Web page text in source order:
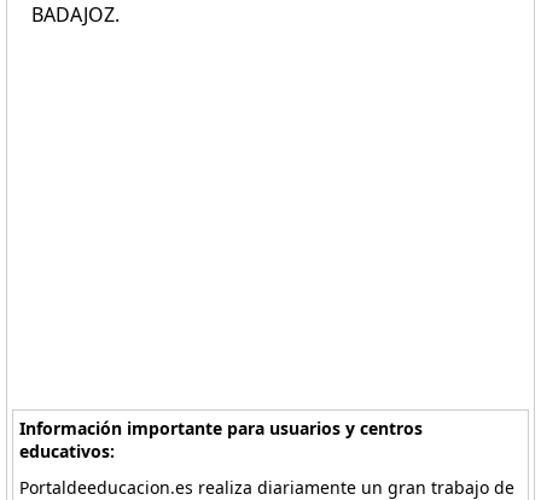
BADAJOZ.
Información importante para usuarios y centros
educativos:
Portaldeeducacion.es realiza diariamente un gran trabajo de